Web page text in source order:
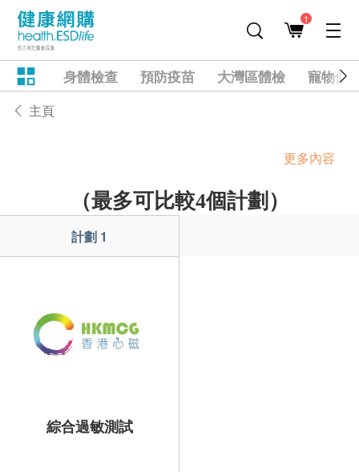
1
身體檢查 預防疫苗 大灣區體檢 寵物健
主頁
更多內容
（最多可比較4個計劃）
計劃 1
綜合過敏測試